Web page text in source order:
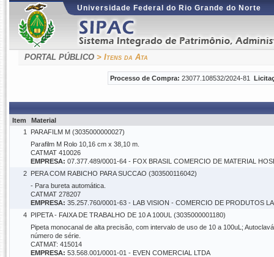
Universidade Federal do Rio Grande do Norte
PORTAL PÚBLICO > Itens da Ata
Processo de Compra: 23077.108532/2024-81
Item
Material
1
PARAFILM M (3035000000027)
Parafilm M Rolo 10,16 cm x 38,10 m.
CATMAT 410026
EMPRESA: 07.377.489/0001-64 - FOX BRASIL COMERCIO DE MATERIAL
2 PERA COM RABICHO PARA SUCCAO (303500116042)
- Para bureta automática.
CATMAT 278207
EMPRESA: 35.257.760/0001-63 - LAB VISION - COMERCIO DE PRODUTOS
4 PIPETA - FAIXA DE TRABALHO DE 10 A 100UL (3035000001180)
Pipeta monocanal de alta precisão, com intervalo de uso de 10 a 100uL;
número de série.
CATMAT: 415014
EMPRESA: 53.568.001/0001-01 - EVEN COMERCIAL LTDA